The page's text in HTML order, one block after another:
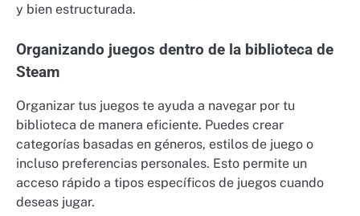
y bien estructurada.
Organizando juegos dentro de la biblioteca de
Steam
Organizar tus juegos te ayuda a navegar por tu
biblioteca de manera eficiente. Puedes crear
categorías basadas en géneros, estilos de juego o
incluso preferencias personales. Esto permite un
acceso rápido a tipos específicos de juegos cuando
deseas jugar.